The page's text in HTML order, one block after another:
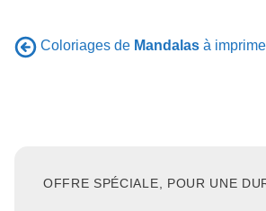
Coloriages de Mandalas à
OFFRE SPÉCIALE, POUR UNE